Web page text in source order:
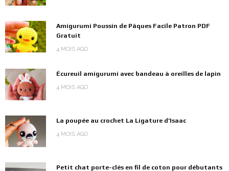
Amigurumi Poussin de Pâques Facile Patron PDF
Gratuit
4 MOIS AGO
Écureuil amigurumi avec bandeau à oreilles de lapin
4 MOIS AGO
La poupée au crochet La Ligature d’Isaac
4 MOIS AGO
Petit chat porte-clés en fil de coton pour débutants